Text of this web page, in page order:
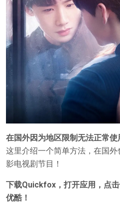
在国外因为地区限制无法正常
这里介绍一个简单方法，在国
影电视剧节目！
下载Quickfox，打开应用，点
优酷！